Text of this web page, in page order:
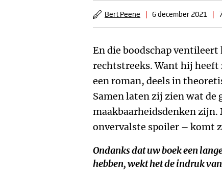
Bert Peene | 6 december 2021 |
En die boodschap
rechtstreeks. Want hij heeft
een roman, deels in
Samen laten zij zien wat de
maakbaarheidsdenken
onvervalste spoiler – komt
Ondanks dat uw boek een
hebben, wekt het de indruk